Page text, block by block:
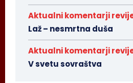
Aktualni komentarji
Laž – nesmrtna duša
Aktualni komentarji
V svetu sovraštva